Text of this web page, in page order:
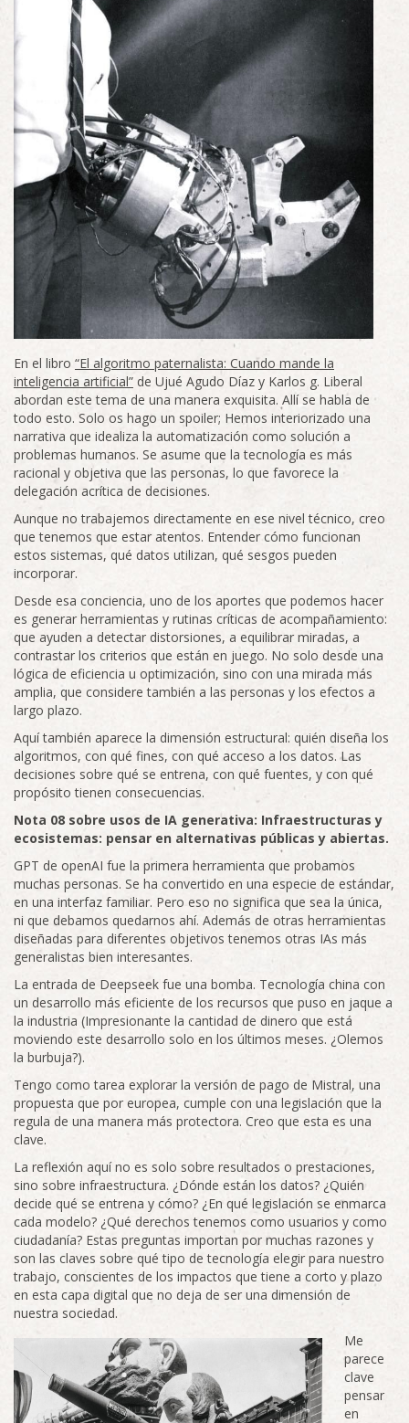
En el libro “El algoritmo paternalista: Cuando mande la
inteligencia artificial” de Ujué Agudo Díaz y Karlos g. Liberal
abordan este tema de una manera exquisita. Allí se habla de
todo esto. Solo os hago un spoiler; Hemos interiorizado una
narrativa que idealiza la automatización como solución a
problemas humanos. Se asume que la tecnología es más
racional y objetiva que las personas, lo que favorece la
delegación acrítica de decisiones.
Aunque no trabajemos directamente en ese nivel técnico, creo
que tenemos que estar atentos. Entender cómo funcionan
estos sistemas, qué datos utilizan, qué sesgos pueden
incorporar.
Desde esa conciencia, uno de los aportes que podemos hacer
es generar herramientas y rutinas críticas de acompañamiento:
que ayuden a detectar distorsiones, a equilibrar miradas, a
contrastar los criterios que están en juego. No solo desde una
lógica de eficiencia u optimización, sino con una mirada más
amplia, que considere también a las personas y los efectos a
largo plazo.
Aquí también aparece la dimensión estructural: quién diseña los
algoritmos, con qué fines, con qué acceso a los datos. Las
decisiones sobre qué se entrena, con qué fuentes, y con qué
propósito tienen consecuencias.
Nota 08 sobre usos de IA generativa: Infraestructuras y
ecosistemas: pensar en alternativas públicas y abiertas.
GPT de openAI fue la primera herramienta que probamos
muchas personas. Se ha convertido en una especie de estándar,
en una interfaz familiar. Pero eso no significa que sea la única,
ni que debamos quedarnos ahí. Además de otras herramientas
diseñadas para diferentes objetivos tenemos otras IAs más
generalistas bien interesantes.
La entrada de Deepseek fue una bomba. Tecnología china con
un desarrollo más eficiente de los recursos que puso en jaque a
la industria (Impresionante la cantidad de dinero que está
moviendo este desarrollo solo en los últimos meses. ¿Olemos
la burbuja?).
Tengo como tarea explorar la versión de pago de Mistral, una
propuesta que por europea, cumple con una legislación que la
regula de una manera más protectora. Creo que esta es una
clave.
La reflexión aquí no es solo sobre resultados o prestaciones,
sino sobre infraestructura. ¿Dónde están los datos? ¿Quién
decide qué se entrena y cómo? ¿En qué legislación se enmarca
cada modelo? ¿Qué derechos tenemos como usuarios y como
ciudadanía? Estas preguntas importan por muchas razones y
son las claves sobre qué tipo de tecnología elegir para nuestro
trabajo, conscientes de los impactos que tiene a corto y plazo
en esta capa digital que no deja de ser una dimensión de
nuestra sociedad.
Me
parece
clave
pensar
en